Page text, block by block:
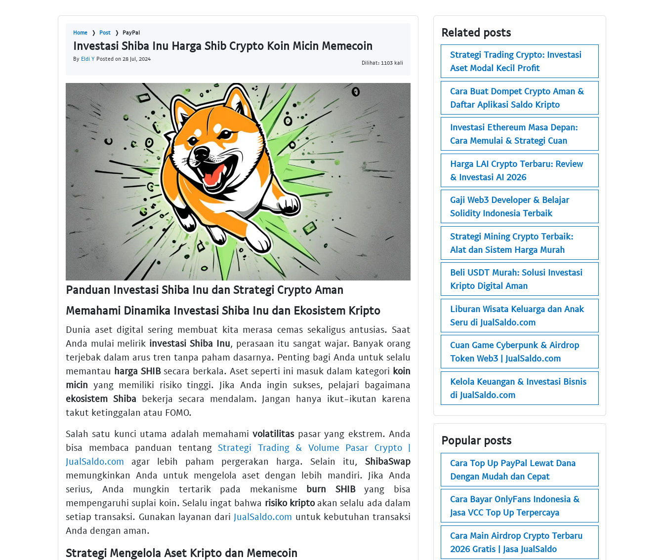
Home Post PayPal
Investasi Shiba Inu Harga Shib Crypto Koin Micin Memecoin
By Eldi Y Posted on 28 Jul, 2024
Dilihat: 1103 kali
Panduan Investasi Shiba Inu dan Strategi Crypto Aman
Memahami Dinamika Investasi Shiba Inu dan Ekosistem Kripto
Dunia aset digital sering membuat kita merasa cemas sekaligus antusias. Saat
Anda mulai melirik investasi Shiba Inu , perasaan itu sangat wajar. Banyak orang
terjebak dalam arus tren tanpa paham dasarnya. Penting bagi Anda untuk selalu
memantau harga SHIBsecara berkala. Aset seperti ini masuk dalam kategori koin
micin yang memiliki risiko tinggi. Jika Anda ingin sukses, pelajari bagaimana
ekosistem Shiba bekerja secara mendalam. Jangan hanya ikut-ikutan karena
takut ketinggalan atau FOMO.
Salah satu kunci utama adalah memahamivolatilitaspasar yang ekstrem. Anda
bisa membaca panduan tentang Strategi Trading & Volume Pasar Crypto |
JualSaldo.com agar lebih paham pergerakan harga. Selain itu, ShibaSwap
memungkinkan Anda untuk mengelola aset dengan lebih mandiri. Jika Anda
serius, Anda mungkin tertarik pada mekanisme burn SHIByang bisa
mempengaruhi suplai koin. Selalu ingat bahwa risiko kriptoakan selalu ada dalam
setiap transaksi. Gunakan layanan dari JualSaldo.com untuk kebutuhan transaksi
Anda dengan aman.
Strategi Mengelola Aset Kripto dan Memecoin
Related posts
Strategi Trading Crypto: Investasi
Aset Modal Kecil Profit
Cara Buat Dompet Crypto Aman &
Daftar Aplikasi Saldo Kripto
Investasi Ethereum Masa Depan:
Cara Memulai & Strategi Cuan
Harga LAI Crypto Terbaru: Review
& Investasi AI 2026
Gaji Web3 Developer & Belajar
Solidity Indonesia Terbaik
Strategi Mining Crypto Terbaik:
Alat dan Sistem Harga Murah
Beli USDT Murah: Solusi Investasi
Kripto Digital Aman
Liburan Wisata Keluarga dan Anak
Seru di JualSaldo.com
Cuan Game Cyberpunk & Airdrop
Token Web3 | JualSaldo.com
Kelola Keuangan & Investasi Bisnis
di JualSaldo.com
Popular posts
Cara Top Up PayPal Lewat Dana
Dengan Mudah dan Cepat
Cara Bayar OnlyFans Indonesia &
Jasa VCC Top Up Terpercaya
Cara Main Airdrop Crypto Terbaru
2026 Gratis | Jasa JualSaldo